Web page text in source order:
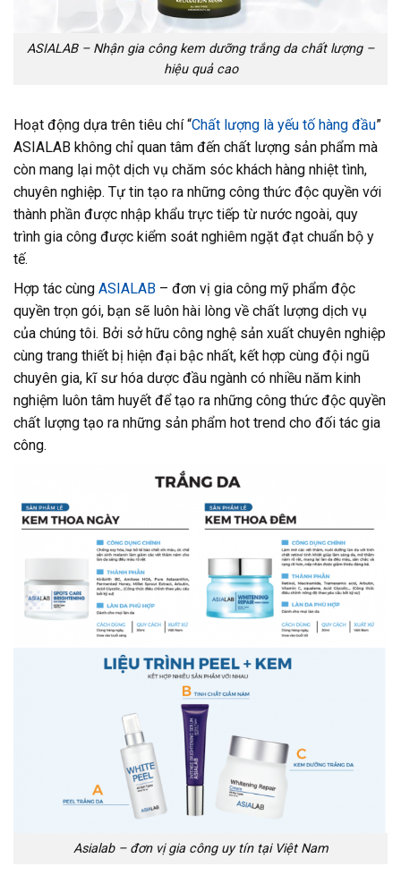
ASIALAB – Nhận gia công kem dưỡng trắng da chất lượng –
hiệu quả cao
Hoạt động dựa trên tiêu chí “Chất lượng là yếu tố hàng đầu”
ASIALAB không chỉ quan tâm đến chất lượng sản phẩm mà
còn mang lại một dịch vụ chăm sóc khách hàng nhiệt tình,
chuyên nghiệp. Tự tin tạo ra những công thức độc quyền với
thành phần được nhập khẩu trực tiếp từ nước ngoài, quy
trình gia công được kiểm soát nghiêm ngặt đạt chuẩn bộ y
tế.
Hợp tác cùng ASIALAB – đơn vị gia công mỹ phẩm độc
quyền trọn gói, bạn sẽ luôn hài lòng về chất lượng dịch vụ
của chúng tôi. Bởi sở hữu công nghệ sản xuất chuyên nghiệp
cùng trang thiết bị hiện đại bậc nhất, kết hợp cùng đội ngũ
chuyên gia, kĩ sư hóa dược đầu ngành có nhiều năm kinh
nghiệm luôn tâm huyết để tạo ra những công thức độc quyền
chất lượng tạo ra những sản phẩm hot trend cho đối tác gia
công.
Asialab – đơn vị gia công uy tín tại Việt Nam